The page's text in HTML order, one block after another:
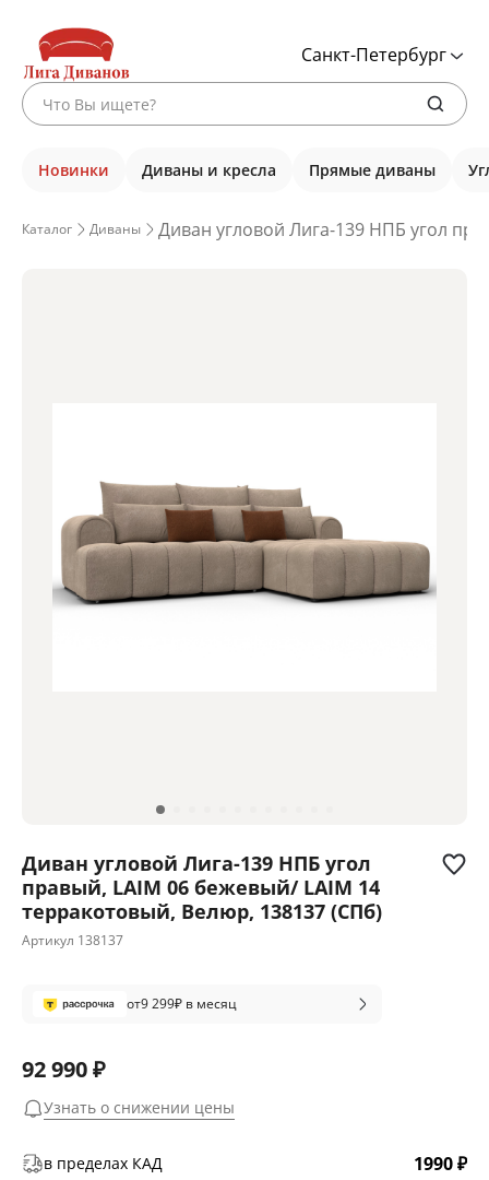
Санкт-Петербург
Новинки Диваны и кресла Прямые диваны
Каталог Диваны Диван угловой Лига-139 НПБ угол
Диван угловой Лига-139 НПБ угол
правый, LAIM 06 бежевый/ LAIM 14
терракотовый, Велюр, 138137 (СПб)
Артикул 138137
от9 299₽ в месяц
92 990 ₽
Узнать о снижении цены
в пределах КАД 1990 ₽